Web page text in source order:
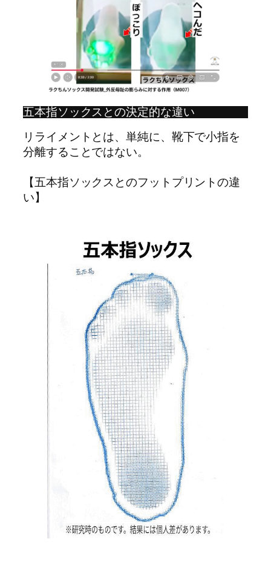
五本指ソックスとの決定的な違い
リライメントとは、単純に、靴下で小指を
分離することではない。
【五本指ソックスとのフットプリントの違
い】